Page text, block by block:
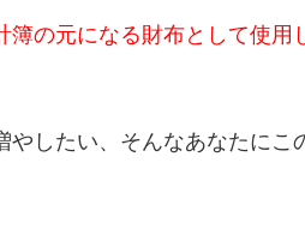
の元になる財布として使用
したい、そんなあなたにこ